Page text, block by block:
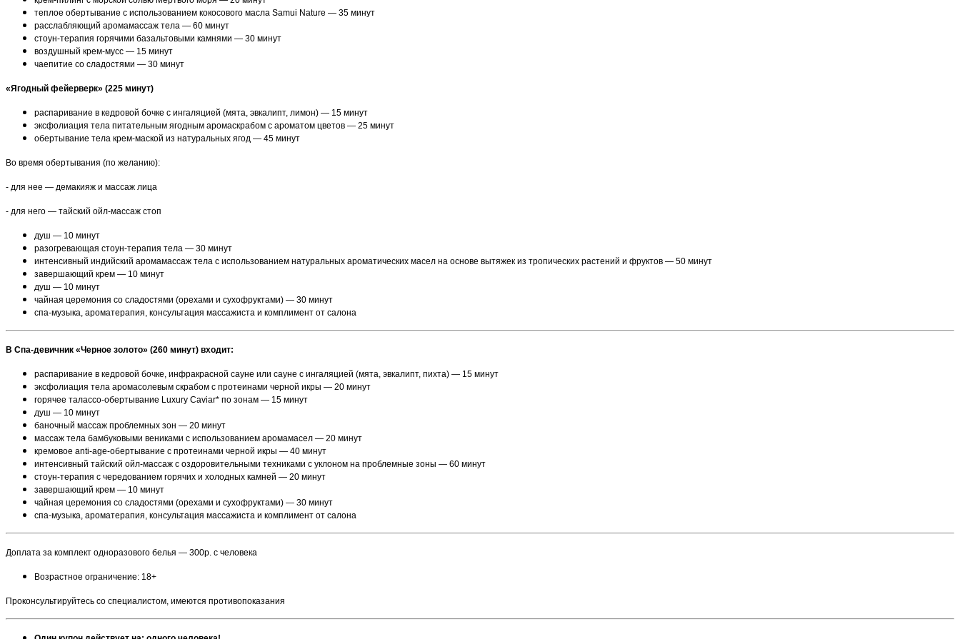
теплое обертывание с использованием кокосового масла Samui Nature — 35 минут
расслабляющий аромамассаж тела — 60 минут
стоун-терапия горячими базальтовыми камнями — 30 минут
воздушный крем-мусс — 15 минут
чаепитие со сладостями — 30 минут
«Ягодный фейерверк» (225 минут)
распаривание в кедровой бочке с ингаляцией (мята, эвкалипт, лимон) — 15 минут
эксфолиация тела питательным ягодным аромаскрабом с ароматом цветов — 25 минут
обертывание тела крем-маской из натуральных ягод — 45 минут
Во время обертывания (по желанию):
- для нее — демакияж и массаж лица
- для него — тайский ойл-массаж стоп
душ — 10 минут
разогревающая стоун-терапия тела — 30 минут
интенсивный индийский аромамассаж тела с использованием натуральных ароматических масел на основе вытяжек из тропических растений и фруктов — 50 минут
завершающий крем — 10 минут
душ — 10 минут
чайная церемония со сладостями (орехами и сухофруктами) — 30 минут
спа-музыка, ароматерапия, консультация массажиста и комплимент от салона
В Cпа-девичник «Черное золото» (260 минут) входит:
распаривание в кедровой бочке, инфракрасной сауне или сауне с ингаляцией (мята, эвкалипт, пихта) — 15 минут
эксфолиация тела аромасолевым скрабом с протеинами черной икры — 20 минут
горячее талассо-обертывание Luxury Caviar* по зонам — 15 минут
душ — 10 минут
баночный массаж проблемных зон — 20 минут
массаж тела бамбуковыми вениками с использованием аромамасел — 20 минут
кремовое anti-age-обертывание с протеинами черной икры — 40 минут
интенсивный тайский ойл-массаж с оздоровительными техниками с уклоном на проблемные зоны — 60 минут
стоун-терапия с чередованием горячих и холодных камней — 20 минут
завершающий крем — 10 минут
чайная церемония со сладостями (орехами и сухофруктами) — 30 минут
спа-музыка, ароматерапия, консультация массажиста и комплимент от салона
Доплата за комплект одноразового белья — 300р. с человека
Возрастное ограничение: 18+
Проконсультируйтесь со специалистом, имеются противопоказания